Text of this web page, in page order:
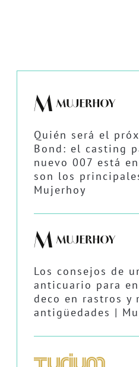
Quién será el
Bond: el casting
nuevo 007 está
son los
Mujerhoy
Los consejos de
anticuario para
deco en rastros y
antigüedades |